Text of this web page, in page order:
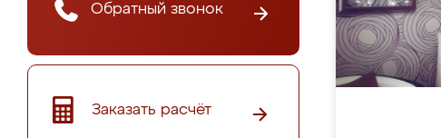
Обратный звонок
Заказать расчёт